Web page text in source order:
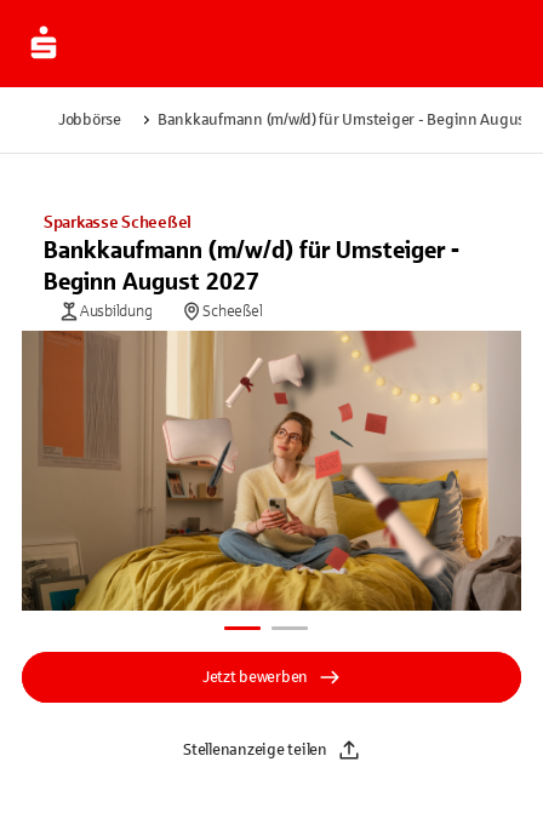
Jobbörse Bankkaufmann (m/w/d) für Umsteiger - Beginn August
Sparkasse Scheeßel
Bankkaufmann (m/w/d) für Umsteiger -
Beginn August 2027
Ausbildung Scheeßel
Jetzt bewerben
Stellenanzeige teilen